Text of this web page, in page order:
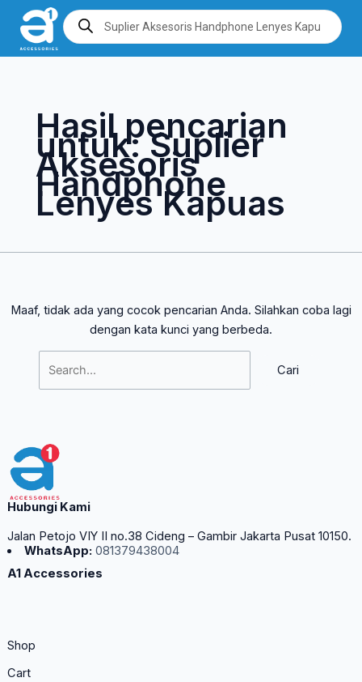
Lewati
konten
Products
search
Hasil pencarian
untuk:Suplier
Aksesoris
Handphone
Lenyes Kapuas
Maaf, tidak ada yang cocok pencarian Anda. Silahkan coba lagi
dengan kata kunci yang berbeda.
Cari
untuk:
Hubungi Kami
Jalan Petojo VIY II no.38 Cideng – Gambir Jakarta Pusat 10150.
WhatsApp: 081379438004
A1 Accessories
Shop
Cart